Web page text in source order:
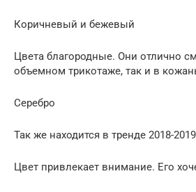
Коричневый и бежевый
Цвета благородные. Они отлично
объемном трикотаже, так и в
Серебро
Так же находится в тренде 2018-
Цвет привлекает внимание. Его